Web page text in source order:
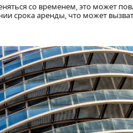
со временем, это может
срока аренды, что может